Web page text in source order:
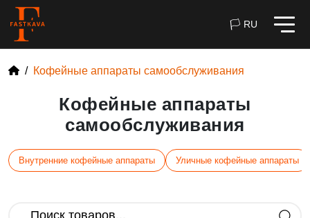
🏳 RU
Кофейные аппараты самообслуживания
Кофейные аппараты
самообслуживания
Внутренние кофейные аппараты Уличные кофейные аппараты